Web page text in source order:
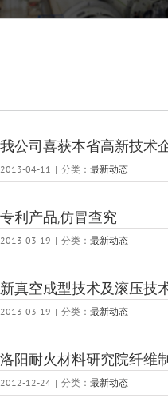
我公司喜获本省高新技术
2013-04-11 | 分类： 最新动态
专利产品,仿冒查究
2013-03-19 | 分类： 最新动态
新真空成型技术及滚压技
2013-03-19 | 分类： 最新动态
洛阳耐火材料研究院纤维
2012-12-24 | 分类： 最新动态